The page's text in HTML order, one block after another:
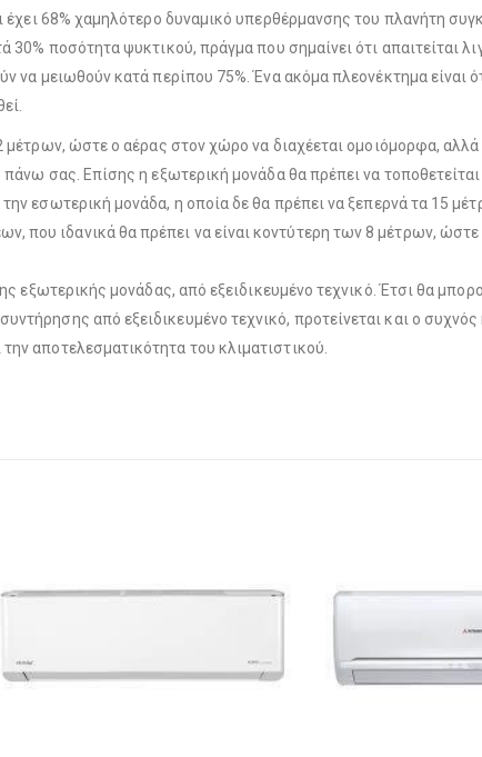
68% χαμηλότερο δυναμικό υπερθέρμανσης του πλανήτη
ποσότητα ψυκτικού, πράγμα που σημαίνει ότι απαιτείται
μειωθούν κατά περίπου 75%. Ένα ακόμα πλεονέκτημα είναι
μέτρων, ώστε ο αέρας στον χώρο να διαχέεται ομοιόμορφα,
σας. Επίσης η εξωτερική μονάδα θα πρέπει να
εσωτερική μονάδα, η οποία δε θα πρέπει να ξεπερνά τα 15
ιδανικά θα πρέπει να είναι κοντύτερη των 8 μέτρων, ώστε
εξωτερικής μονάδας, από εξειδικευμένο τεχνικό. Έτσι θα
από εξειδικευμένο τεχνικό, προτείνεται και ο
αποτελεσματικότητα του κλιματιστικού.